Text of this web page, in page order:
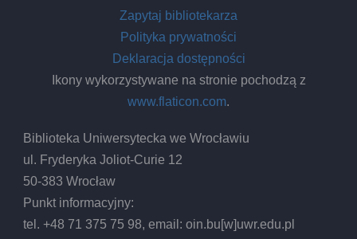
Zapytaj bibliotekarza
Polityka prywatności
Deklaracja dostępności
Ikony wykorzystywane na stronie pochodzą z
www.flaticon.com.
Biblioteka Uniwersytecka we Wrocławiu
ul. Fryderyka Joliot-Curie 12
50-383 Wrocław
Punkt informacyjny:
tel. +48 71 375 75 98, email:oin.bu[w]uwr.edu.pl